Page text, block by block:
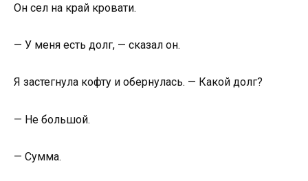
Он сел на край кровати.
— У меня есть долг, — сказал он.
Я застегнула кофту и обернулась. — Какой долг?
— Не большой.
— Сумма.